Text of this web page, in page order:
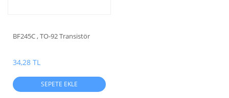
BF245C , TO-92 Transistör
34,28 TL
SEPETE EKLE